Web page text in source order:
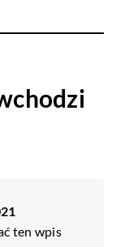
ten wpis